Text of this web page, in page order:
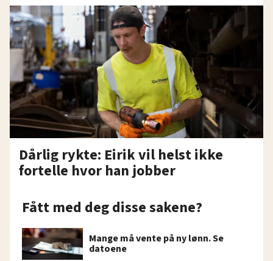
Dårlig rykte: Eirik vil helst ikke
fortelle hvor han jobber
Fått med deg disse sakene?
Mange må vente på ny lønn. Se
datoene